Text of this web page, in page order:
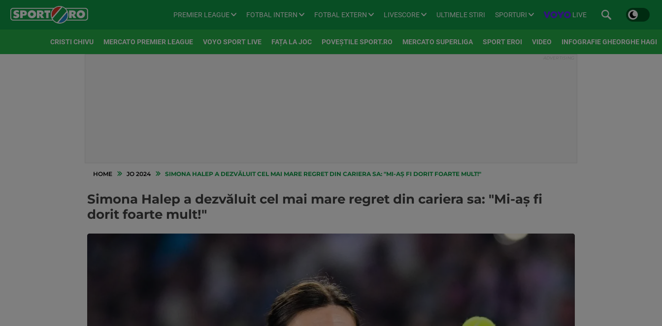
PREMIER LEAGUE FOTBAL INTERN FOTBAL EXTERN LIVESCORE ULTIMELE STIRI SPORTURI LIVE
CRISTI CHIVU MERCATO PREMIER LEAGUE VOYO SPORT LIVE FAȚA LA JOC POVEȘTILE SPORT.RO MERCATO SUPERLIGA SPORT EROI VIDEO INFOGRAFIE GHEORGHE HAGI
HOME JO 2024 SIMONA HALEP A DEZVĂLUIT CEL MAI MARE REGRET DIN CARIERA SA: "MI-AȘ FI DORIT FOARTE MULT!"
Simona Halep a dezvăluit cel mai mare regret din cariera sa: "Mi-aș fi
dorit foarte mult!"